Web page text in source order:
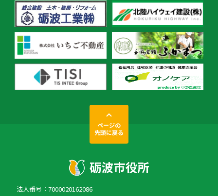
ページの
先頭に戻る
法人番号：7000020162086